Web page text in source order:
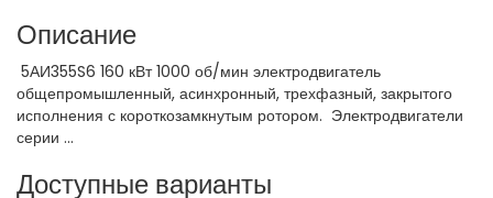
Описание
5АИ355S6 160 кВт 1000 об/мин электродвигатель
общепромышленный, асинхронный, трехфазный, закрытого
исполнения с короткозамкнутым ротором. Электродвигатели
серии ...
Доступные варианты